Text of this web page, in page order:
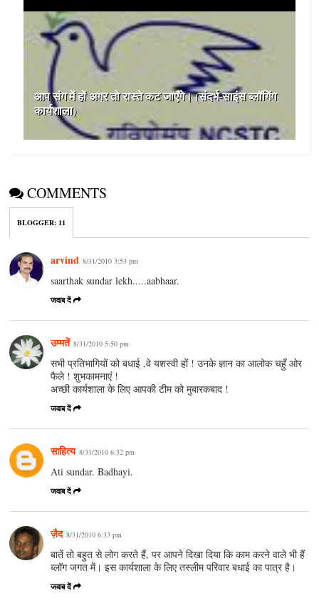
आप संग में हों अगर तो रास्ते कट जाएँगे। (संदर्भ-साइंस ब्लॉगिंग
कार्यशाला)
COMMENTS
BLOGGER:11
arvind 8/31/2010 3:53 pm
saarthak sundar lekh.....aabhaar.
जवाब दें
उम्मतें 8/31/2010 5:50 pm
सभी प्रतिभागियों को बधाई ,वे यशस्वी हों ! उनके ज्ञान का आलोक चहुँ ओर
फैले ! शुभकामनाएं !
अच्छी कार्यशाला के लिए आपकी टीम को मुबारकबाद !
जवाब दें
साहित्य 8/31/2010 6:32 pm
Ati sundar. Badhayi.
जवाब दें
ज़ैद 8/31/2010 6:33 pm
बातें तो बहुत से लोग करते हैं, पर आपने दिखा दिया कि काम करने वाले भी हैं
ब्लॉग जगत में। इस कार्यशाला के लिए तस्लीम परिवार बधाई का पात्र है।
जवाब दें